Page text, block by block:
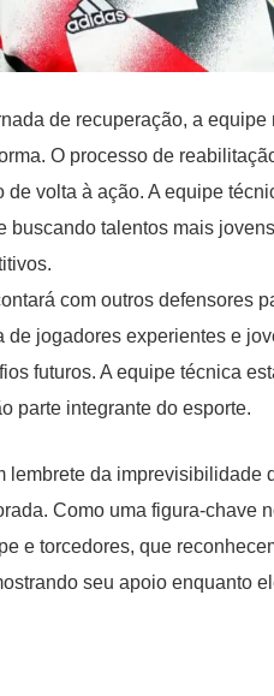
de recuperação, a
O processo de
volta à ação. A equipe
buscando talentos mais
com outros defensores
de jogadores experientes e
futuros. A equipe técnica
parte integrante do esporte.
lembrete da imprevisibilidade
Como uma figura-chave
e torcedores, que
seu apoio enquanto